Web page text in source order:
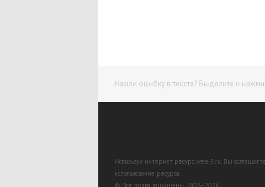
Нашли ошибку в тексте? Выделите и
Используя интернет ресурс web-3.ru, Вы
использование ресурса.
© Все права защищены. 2008–2026.